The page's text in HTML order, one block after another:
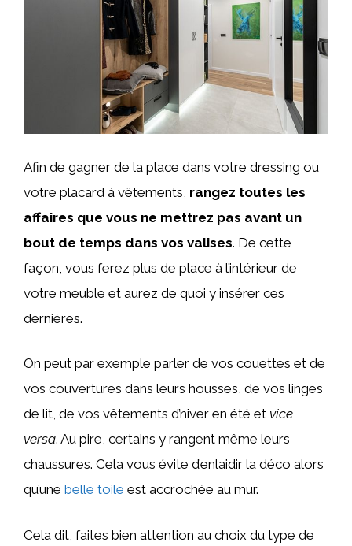
Afin de gagner de la place dans votre dressing ou
votre placard à vêtements, rangez toutes les
affaires que vous ne mettrez pas avant un
bout de temps dans vos valises. De cette
façon, vous ferez plus de place à l’intérieur de
votre meuble et aurez de quoi y insérer ces
dernières.
On peut par exemple parler de vos couettes et de
vos couvertures dans leurs housses, de vos linges
de lit, de vos vêtements d’hiver en été et vice
versa. Au pire, certains y rangent même leurs
chaussures. Cela vous évite d’enlaidir la déco alors
qu’une belle toile est accrochée au mur.
Cela dit, faites bien attention au choix du type de